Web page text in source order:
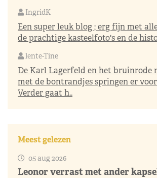
IngridK
Een super leuk blog ; erg fijn met
de prachtige kasteelfoto's en de
lente-Tine
De Karl Lagerfeld en het bruinrode
met de bontrandjes springen er
Verder gaat h..
Meest gelezen
05 aug 2026
Leonor verrast met ander